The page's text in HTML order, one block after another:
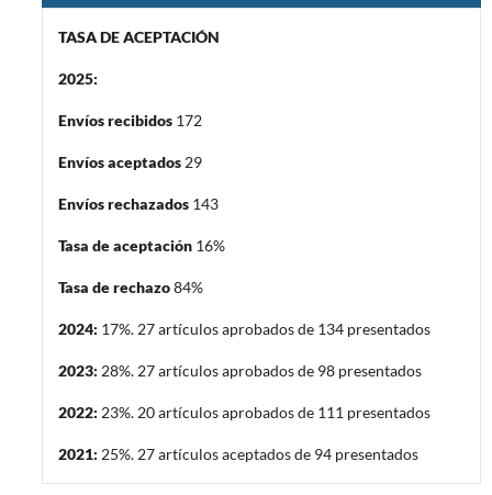
TASA DE ACEPTACIÓN
2025:
Envíos recibidos172
Envíos aceptados29
Envíos rechazados143
Tasa de aceptación16%
Tasa de rechazo84%
2024: 17%. 27 artículos aprobados de 134 presentados
2023: 28%. 27 artículos aprobados de 98 presentados
2022: 23%. 20 artículos aprobados de 111 presentados
2021: 25%. 27 artículos aceptados de 94 presentados